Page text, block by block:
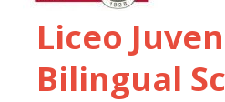
Liceo
Bilingual